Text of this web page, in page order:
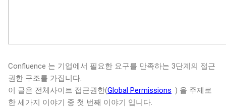
Confluence 는 기업에서 필요한 요구를 만족하는 3단계의 접근
권한 구조를 가집니다.
이 글은 전체사이트 접근권한(Global Permissions ) 을 주제로
한 세가지 이야기 중 첫 번째 이야기 입니다.